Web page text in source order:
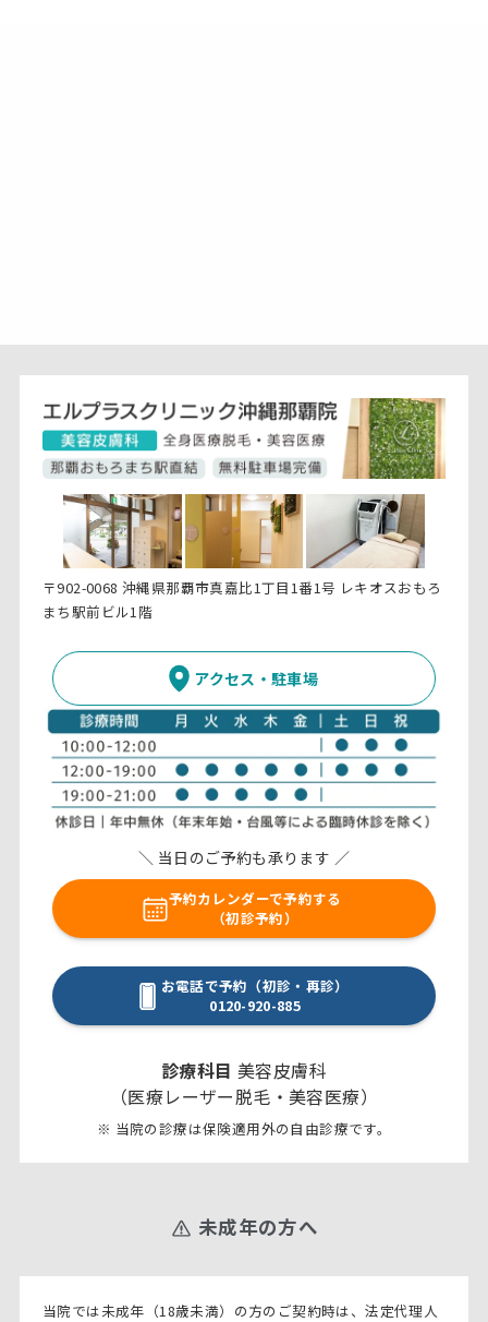
〒902-0068 沖縄県那覇市真嘉比1丁目1番1号 レキオスおもろ
まち駅前ビル1階
アクセス・駐車場
＼ 当日のご予約も承ります ／
予約カレンダーで予約する
（初診予約）
お電話で予約（初診・再診）
0120-920-885
診療科目 美容皮膚科
（医療レーザー脱毛・美容医療）
※ 当院の診療は保険適用外の自由診療です。
未成年の方へ
当院では未成年（18歳未満）の方のご契約時は、法定代理人